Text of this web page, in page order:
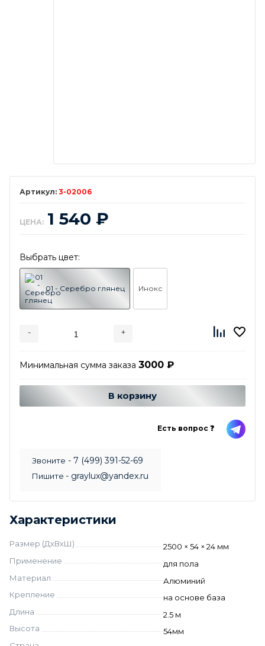
3-02006
ЦЕНА: 1 540 ₽
Выбрать цвет:
01 - Серебро глянец Инокс
- +
Минимальная сумма заказа 3000 ₽
В корзину
Есть вопрос ❓
Звоните - 7 (499) 391-52-69
Пишите - graylux@yandex.ru
Характеристики
Размер (ДхВхШ)
2500 × 54 × 24 мм
Применение
для пола
Материал
Алюминий
Крепление
на основе база
Длина
2.5 м
Высота
54мм